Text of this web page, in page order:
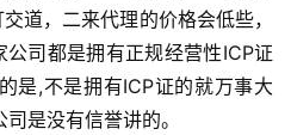
注册
道，二来代理的价格会低些，
司都是拥有正规经营性ICP证
是,不是拥有ICP证的就万事大
是没有信誉讲的。